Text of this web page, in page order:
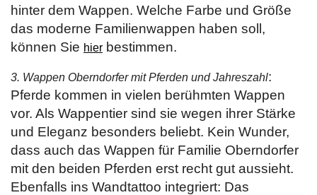
hinter dem Wappen. Welche Farbe und Größe
das moderne Familienwappen haben soll,
können Sie hier bestimmen.
3. Wappen Oberndorfer mit Pferden und Jahreszahl:
Pferde kommen in vielen berühmten Wappen
vor. Als Wappentier sind sie wegen ihrer Stärke
und Eleganz besonders beliebt. Kein Wunder,
dass auch das Wappen für Familie Oberndorfer
mit den beiden Pferden erst recht gut aussieht.
Ebenfalls ins Wandtattoo integriert: Das